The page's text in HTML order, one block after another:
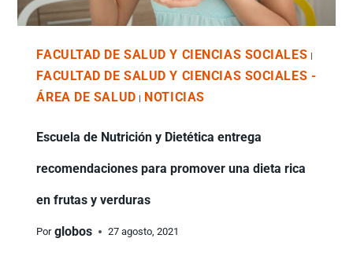
FACULTAD DE SALUD Y CIENCIAS SOCIALES |
FACULTAD DE SALUD Y CIENCIAS SOCIALES -
ÁREA DE SALUD | NOTICIAS
Escuela de Nutrición y Dietética entrega
recomendaciones para promover una dieta rica
en frutas y verduras
Por globos 27 agosto, 2021